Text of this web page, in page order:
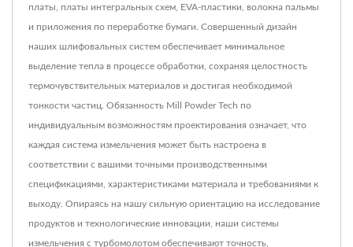
платы, платы интегральных схем, EVA-пластики, волокна пальмы
и приложения по переработке бумаги. Совершенный дизайн
наших шлифовальных систем обеспечивает минимальное
выделение тепла в процессе обработки, сохраняя целостность
термочувствительных материалов и достигая необходимой
тонкости частиц. Обязанность Mill Powder Tech по
индивидуальным возможностям проектирования означает, что
каждая система измельчения может быть настроена в
соответствии с вашими точными производственными
спецификациями, характеристиками материала и требованиями к
выходу. Опираясь на нашу сильную ориентацию на исследование
продуктов и технологические инновации, наши системы
измельчения с турбомолотом обеспечивают точность,